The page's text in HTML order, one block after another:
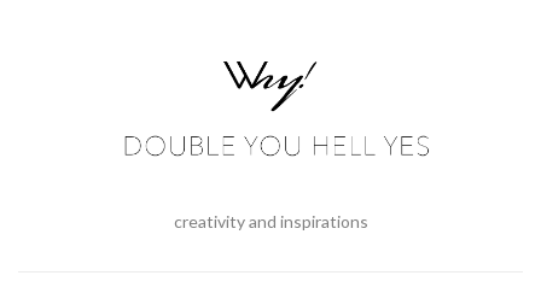
creativity and inspirations